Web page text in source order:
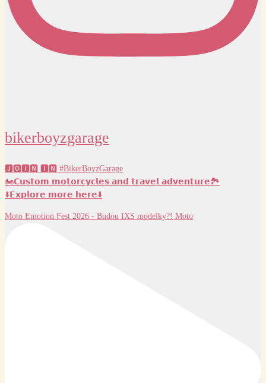
bikerboyzgarage
🅹🅾🅸🅽 🅸🅽 #BikerBoyzGarage
🏍️𝗖𝘂𝘀𝘁𝗼𝗺 𝗺𝗼𝘁𝗼𝗿𝗰𝘆𝗰𝗹𝗲𝘀 𝗮𝗻𝗱 𝘁𝗿𝗮𝘃𝗲𝗹 𝗮𝗱𝘃𝗲𝗻𝘁𝘂𝗿𝗲🏞️
⬇️𝗘𝘅𝗽𝗹𝗼𝗿𝗲 𝗺𝗼𝗿𝗲 𝗵𝗲𝗿𝗲⬇️
Moto Emotion Fest 2026 - Budou IXS modelky?! Moto